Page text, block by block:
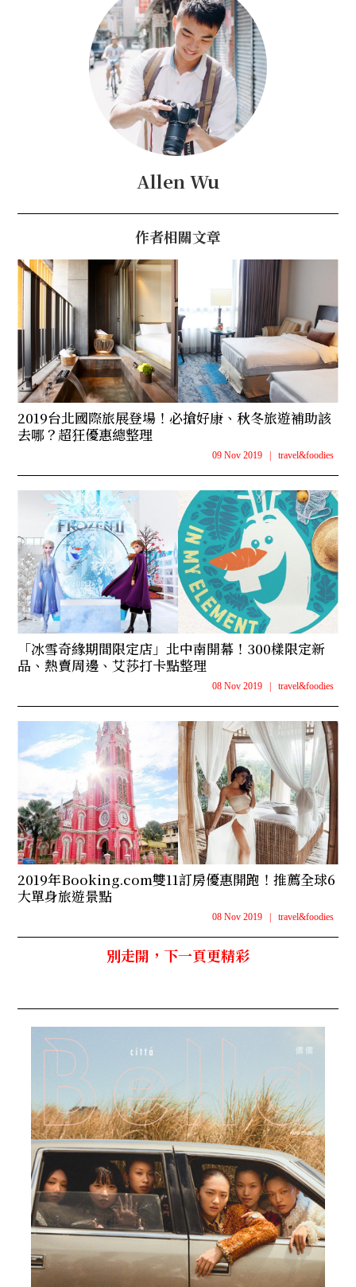
Allen Wu
作者相關文章
2019台北國際旅展登場！必搶好康、秋冬旅遊補助該
去哪？超狂優惠總整理
09 Nov 2019 travel&foodies
「冰雪奇緣期間限定店」北中南開幕！300樣限定新
品、熱賣周邊、艾莎打卡點整理
08 Nov 2019 travel&foodies
2019年Booking.com雙11訂房優惠開跑！推薦全球6
大單身旅遊景點
08 Nov 2019 travel&foodies
別走開，下一頁更精彩